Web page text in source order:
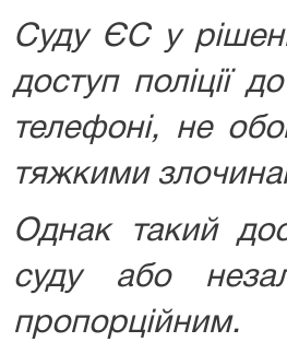
Суду ЄС у
доступ поліції
телефоні, не
тяжкими
Однак такий
суду або
пропорційним.